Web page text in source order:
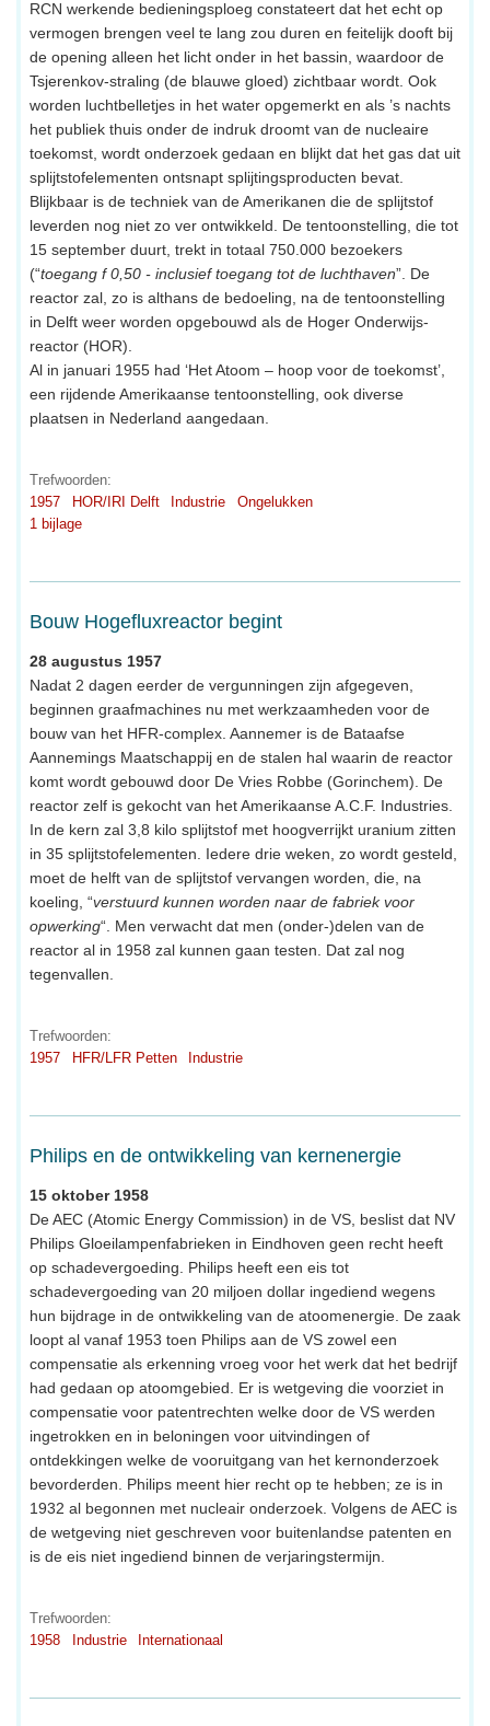
RCN werkende bedieningsploeg constateert dat het echt op
vermogen brengen veel te lang zou duren en feitelijk dooft bij
de opening alleen het licht onder in het bassin, waardoor de
Tsjerenkov-straling (de blauwe gloed) zichtbaar wordt. Ook
worden luchtbelletjes in het water opgemerkt en als ’s nachts
het publiek thuis onder de indruk droomt van de nucleaire
toekomst, wordt onderzoek gedaan en blijkt dat het gas dat uit
splijtstofelementen ontsnapt splijtingsproducten bevat.
Blijkbaar is de techniek van de Amerikanen die de splijtstof
leverden nog niet zo ver ontwikkeld. De tentoonstelling, die tot
15 september duurt, trekt in totaal 750.000 bezoekers
(“toegang f 0,50 - inclusief toegang tot de luchthaven”. De
reactor zal, zo is althans de bedoeling, na de tentoonstelling
in Delft weer worden opgebouwd als de Hoger Onderwijs-
reactor (HOR).
Al in januari 1955 had ‘Het Atoom – hoop voor de toekomst’,
een rijdende Amerikaanse tentoonstelling, ook diverse
plaatsen in Nederland aangedaan.
Trefwoorden:
1957
HOR/IRI Delft Industrie
Ongelukken
1 bijlage
Bouw Hogefluxreactor begint
28 augustus 1957
Nadat 2 dagen eerder de vergunningen zijn afgegeven,
beginnen graafmachines nu met werkzaamheden voor de
bouw van het HFR-complex. Aannemer is de Bataafse
Aannemings Maatschappij en de stalen hal waarin de reactor
komt wordt gebouwd door De Vries Robbe (Gorinchem). De
reactor zelf is gekocht van het Amerikaanse A.C.F. Industries.
In de kern zal 3,8 kilo splijtstof met hoogverrijkt uranium zitten
in 35 splijtstofelementen. Iedere drie weken, zo wordt gesteld,
moet de helft van de splijtstof vervangen worden, die, na
koeling, “verstuurd kunnen worden naar de fabriek voor
opwerking“. Men verwacht dat men (onder-)delen van de
reactor al in 1958 zal kunnen gaan testen. Dat zal nog
tegenvallen.
Trefwoorden:
1957
HFR/LFR Petten Industrie
Philips en de ontwikkeling van kernenergie
15 oktober 1958
De AEC (Atomic Energy Commission) in de VS, beslist dat NV
Philips Gloeilampenfabrieken in Eindhoven geen recht heeft
op schadevergoeding. Philips heeft een eis tot
schadevergoeding van 20 miljoen dollar ingediend wegens
hun bijdrage in de ontwikkeling van de atoomenergie. De zaak
loopt al vanaf 1953 toen Philips aan de VS zowel een
compensatie als erkenning vroeg voor het werk dat het bedrijf
had gedaan op atoomgebied. Er is wetgeving die voorziet in
compensatie voor patentrechten welke door de VS werden
ingetrokken en in beloningen voor uitvindingen of
ontdekkingen welke de vooruitgang van het kernonderzoek
bevorderden. Philips meent hier recht op te hebben; ze is in
1932 al begonnen met nucleair onderzoek. Volgens de AEC is
de wetgeving niet geschreven voor buitenlandse patenten en
is de eis niet ingediend binnen de verjaringstermijn.
Trefwoorden:
1958
Industrie Internationaal